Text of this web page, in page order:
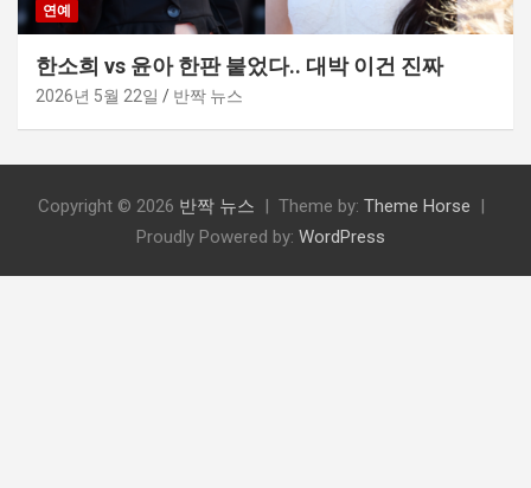
연예
한소희 vs 윤아 한판 붙었다.. 대박 이건 진짜
2026년 5월 22일 반짝 뉴스
Copyright © 2026 반짝 뉴스 Theme by: Theme Horse
Proudly Powered by: WordPress